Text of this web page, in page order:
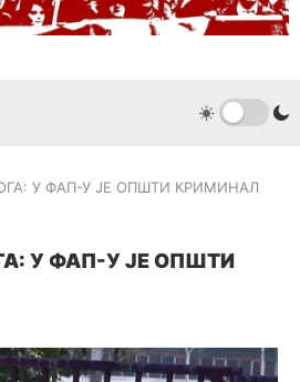
У ФАП-У ЈЕ ОПШТИ КРИМИНАЛ
У ФАП-У ЈЕ ОПШТИ